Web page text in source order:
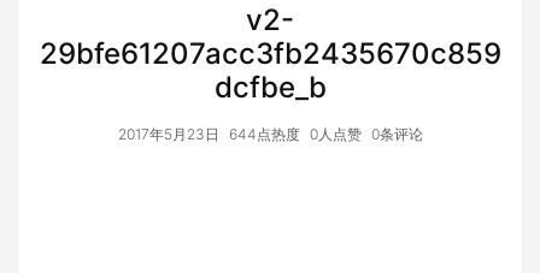
v2-
29bfe61207acc3fb2435670c859
dcfbe_b
2017年5月23日 644点热度 0人点赞 0条评论